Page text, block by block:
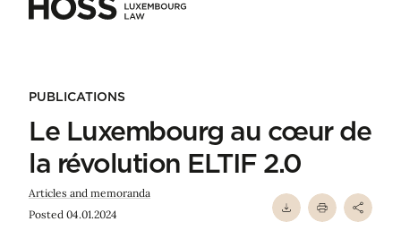
PUBLICATIONS
Le Luxembourg au cœur de
la révolution ELTIF 2.0
Articles and memoranda
Posted 04.01.2024